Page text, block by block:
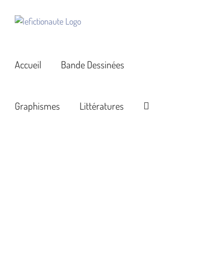
Accueil Bande Dessinées
Graphismes Littératures